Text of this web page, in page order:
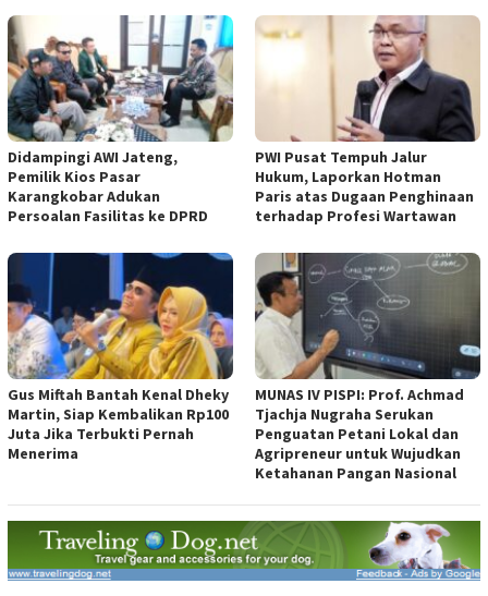
Didampingi AWI Jateng,
Pemilik Kios Pasar
Karangkobar Adukan
Persoalan Fasilitas ke DPRD
PWI Pusat Tempuh Jalur
Hukum, Laporkan Hotman
Paris atas Dugaan Penghinaan
terhadap Profesi Wartawan
Gus Miftah Bantah Kenal Dheky
Martin, Siap Kembalikan Rp100
Juta Jika Terbukti Pernah
Menerima
MUNAS IV PISPI: Prof. Achmad
Tjachja Nugraha Serukan
Penguatan Petani Lokal dan
Agripreneur untuk Wujudkan
Ketahanan Pangan Nasional